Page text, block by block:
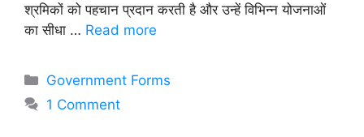
श्रमिकों को पहचान प्रदान करती है और उन्हें विभिन्न योजनाओं
का सीधा … Read more
Categories
Government Forms
1 Comment